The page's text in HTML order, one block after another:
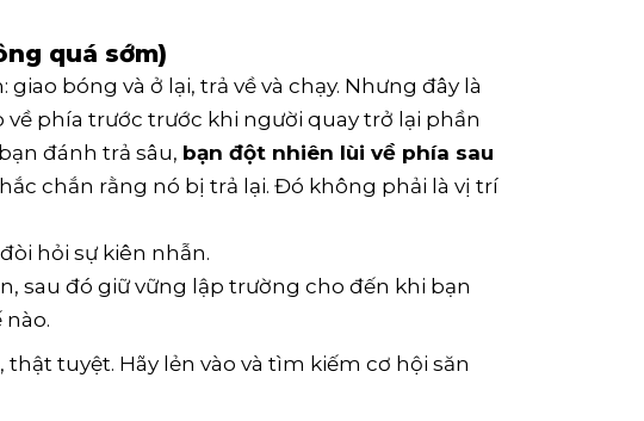
quá sớm)
bóng và ở lại, trả về và chạy. Nhưng đây là
phía trước trước khi người quay trở lại phần
đánh trả sâu, bạn đột nhiên lùi về phía sau
chắn rằng nó bị trả lại. Đó không phải là vị trí
hỏi sự kiên nhẫn.
sau đó giữ vững lập trường cho đến khi bạn
tuyệt. Hãy lẻn vào và tìm kiếm cơ hội săn